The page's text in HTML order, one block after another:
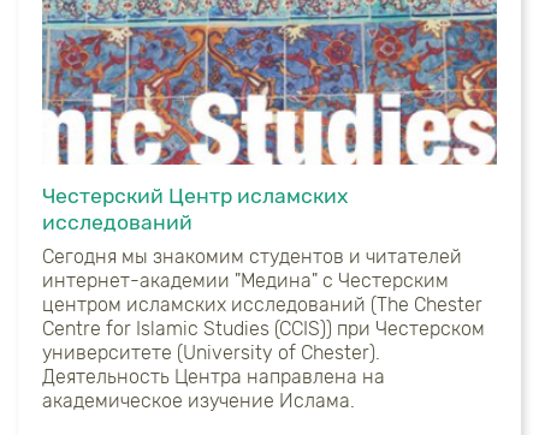
Честерский Центр исламских
исследований
Сегодня мы знакомим студентов и читателей
интернет-академии "Медина" с Честерским
центром исламских исследований (The Chester
Centre for Islamic Studies (CCIS)) при Честерском
университете (University of Chester).
Деятельность Центра направлена на
академическое изучение Ислама.